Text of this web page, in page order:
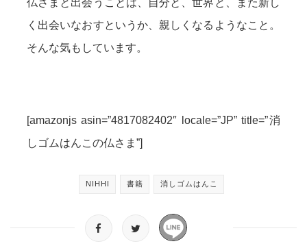
く出会いなおすというか、親しくなるようなこと。
そんな気もしています。
[amazonjs asin=”4817082402″ locale=”JP” title=”消
しゴムはんこの仏さま”]
NIHHI 書籍 消しゴムはんこ